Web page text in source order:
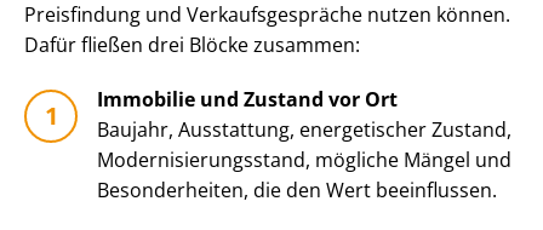
Preisfindung und Ver­kaufs­ge­sprä­che nutzen können.
Dafür fließen drei Blöcke zusammen:
Immobilie und Zustand vor Ort
Baujahr, Ausstattung, energetischer Zustand,
Mo­der­ni­sie­rungs­stand, mögliche Mängel und
Besonderheiten, die den Wert beeinflussen.